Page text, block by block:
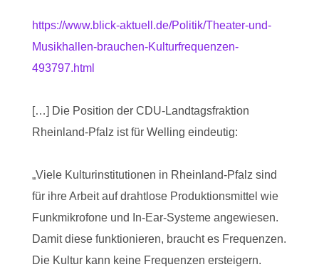
https://www.blick-aktuell.de/Politik/Theater-und-
Musikhallen-brauchen-Kulturfrequenzen-
493797.html
[…] Die Position der CDU-Landtagsfraktion
Rheinland-Pfalz ist für Welling eindeutig:
„Viele Kulturinstitutionen in Rheinland-Pfalz sind
für ihre Arbeit auf drahtlose Produktionsmittel wie
Funkmikrofone und In-Ear-Systeme angewiesen.
Damit diese funktionieren, braucht es Frequenzen.
Die Kultur kann keine Frequenzen ersteigern.